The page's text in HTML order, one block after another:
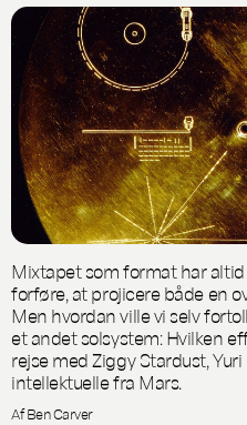
Mixtapet som format har
forføre, at projicere både en
Men hvordan ville vi selv
et andet solsystem: Hvilken
rejse med Ziggy Stardust,
intellektuelle fra Mars.
Af Ben Carver